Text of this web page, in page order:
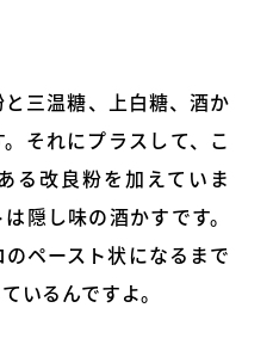
と三温糖、上白糖、酒か
それにプラスして、こ
る改良粉を加えていま
隠し味の酒かすです。
ペースト状になるまで
いるんですよ。